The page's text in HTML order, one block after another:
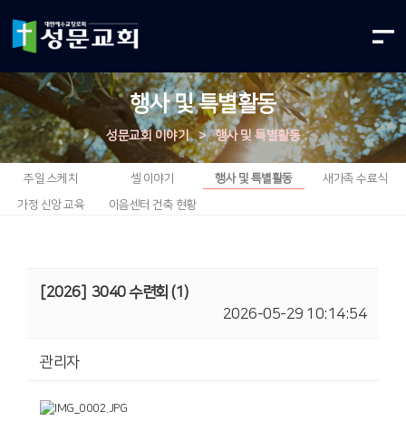
행사 및 특별활동
성문교회 이야기 > 행사 및 특별활동
주일 스케치 셀 이야기 행사 및 특별활동 새가족 수료식
가정 신앙 교육 이음센터 건축 현황
[2026]
3040 수련회 (1)
2026-05-29 10:14:54
관리자